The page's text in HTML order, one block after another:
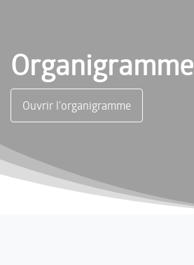
Organigramme
Ouvrir l'organigramme